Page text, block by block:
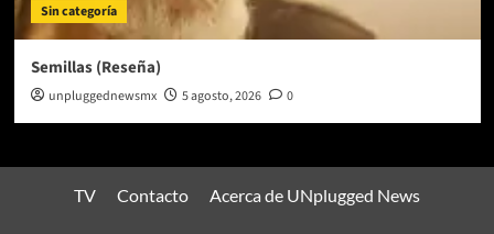
Sin categoría
Semillas (Reseña)
unpluggednewsmx 5 agosto, 2026 0
TV Contacto Acerca de UNplugged News